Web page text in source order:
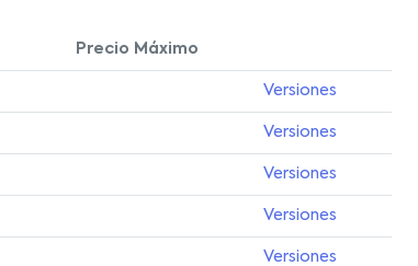
Precio Máximo
Versiones
Versiones
Versiones
Versiones
Versiones